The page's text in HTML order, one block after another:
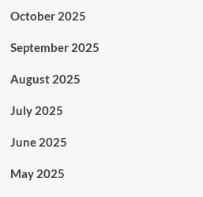
October 2025
September 2025
August 2025
July 2025
June 2025
May 2025